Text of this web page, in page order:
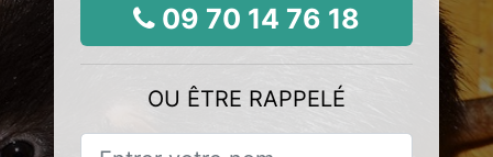
09 70 14 76 18
OU ÊTRE RAPPELÉ